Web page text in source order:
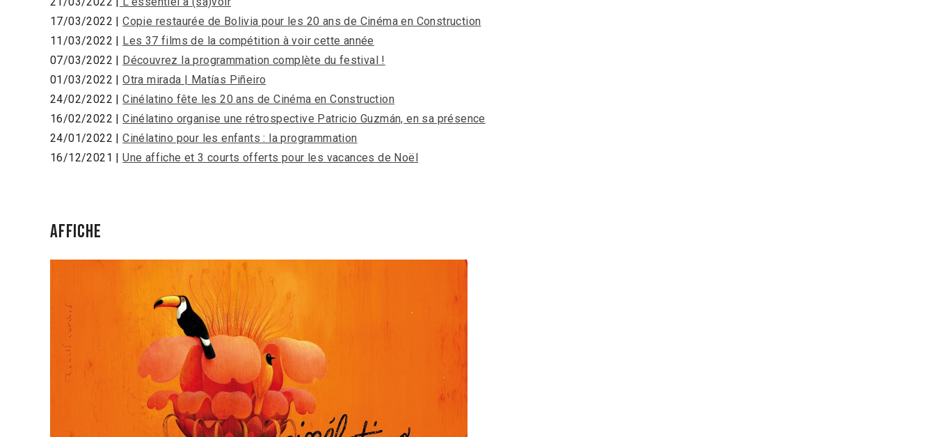
17/03/2022 |Copie restaurée de Bolivia pour les 20 ans de Cinéma en Construction
11/03/2022 |
Les 37 films de la compétition à voir cette année
07/03/2022 |
Découvrez la programmation complète du festival !
01/03/2022 |Otra mirada | Matías Piñeiro
24/02/2022 |Cinélatino fête les 20 ans de Cinéma en Construction
16/02/2022 |Cinélatino organise une rétrospective Patricio Guzmán, en sa présence
24/01/2022 |Cinélatino pour les enfants : la programmation
16/12/2021 |Une affiche et 3 courts offerts pour les vacances de Noël
Affiche